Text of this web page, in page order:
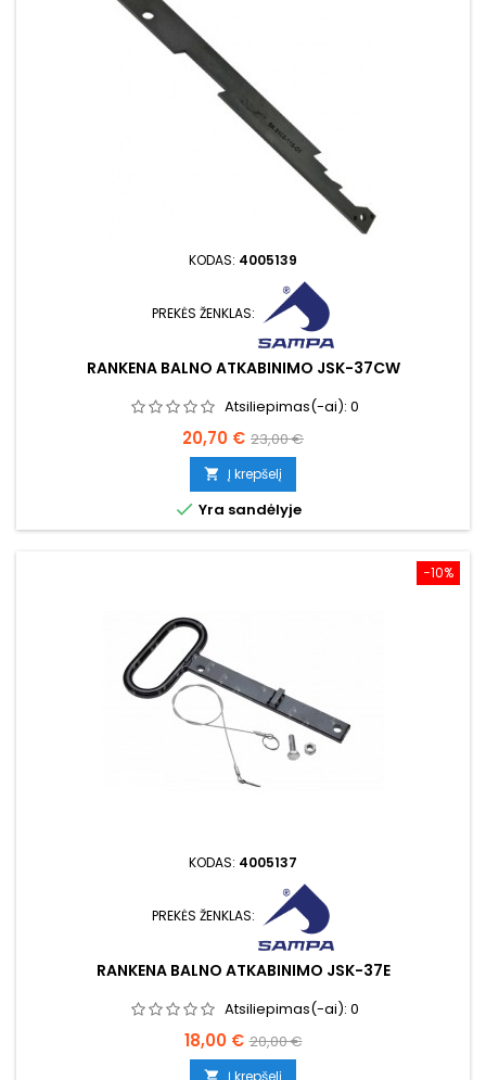
KODAS: 4005139
PREKĖS ŽENKLAS:
RANKENA BALNO ATKABINIMO JSK-37CW
Atsiliepimas(-ai): 0
Kaina
20,70 € Bazinė
kaina
23,00 €
 Į krepšelį
 Yra sandėlyje
−10%
KODAS: 4005137
PREKĖS ŽENKLAS:
RANKENA BALNO ATKABINIMO JSK-37E
Atsiliepimas(-ai): 0
Kaina
18,00 € Bazinė
kaina
20,00 €
 Į krepšelį